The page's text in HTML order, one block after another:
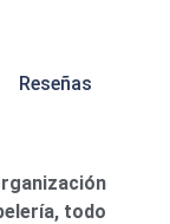
Reseñas
todo